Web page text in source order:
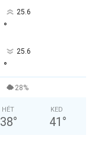
25.6
°
25.6
°
28%
HÉT
38°
KED
41 °